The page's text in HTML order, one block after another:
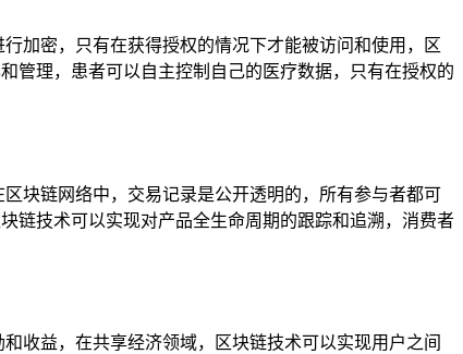
加密，只有在获得授权的情况下才能被访问和使用，区
管理，患者可以自主控制自己的医疗数据，只有在授权的
块链网络中，交易记录是公开透明的，所有参与者都可
链技术可以实现对产品全生命周期的跟踪和追溯，消费者
收益，在共享经济领域，区块链技术可以实现用户之间